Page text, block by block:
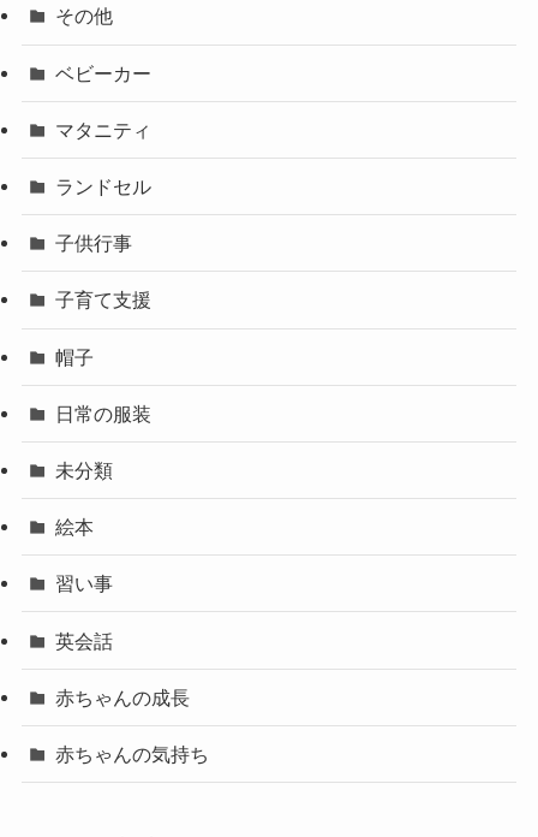
その他
ベビーカー
マタニティ
ランドセル
子供行事
子育て支援
帽子
日常の服装
未分類
絵本
習い事
英会話
赤ちゃんの成長
赤ちゃんの気持ち